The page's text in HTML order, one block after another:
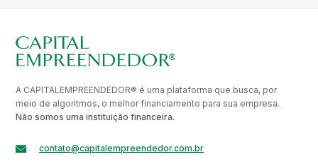
A CAPITALEMPREENDEDOR® é uma plataforma que busca, por
meio de algoritmos, o melhor financiamento para sua empresa.
Não somos uma instituição financeira.
contato@capitalempreendedor.com.br